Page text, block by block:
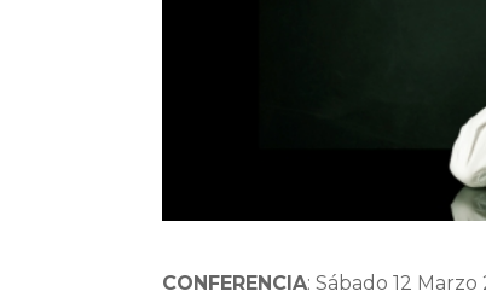
CONFERENCIA: Sábado 12